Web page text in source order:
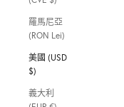
羅馬尼亞
(RON Lei)
美國 (USD
$)
義大利